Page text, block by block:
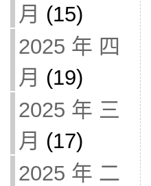
月 (15)
2025 年 四
月 (19)
2025 年 三
月 (17)
2025 年 二